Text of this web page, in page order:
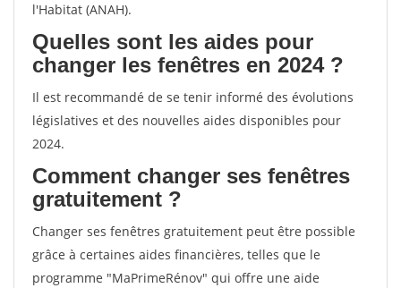
l'Habitat (ANAH).
Quelles sont les aides pour
changer les fenêtres en 2024 ?
Il est recommandé de se tenir informé des évolutions
législatives et des nouvelles aides disponibles pour
2024.
Comment changer ses fenêtres
gratuitement ?
Changer ses fenêtres gratuitement peut être possible
grâce à certaines aides financières, telles que le
programme "MaPrimeRénov" qui offre une aide